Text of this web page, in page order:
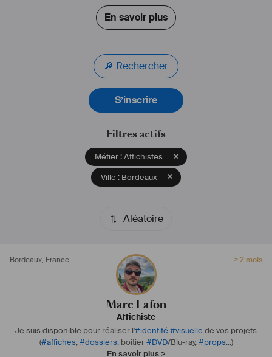
En savoir plus
🔎 Rechercher
S’inscrire
Filtres actifs
Métier : Affichistes
Ville : Bordeaux
Aléatoire
Bordeaux, France > 2 mois
Marc Lafon
Affichiste
Je suis disponible pour réaliser l'#identité #visuelle de vos projets
(#affiches,#dossiers, boitier#DVD/Blu-ray,#props...)
En savoir plus >
de presse, bannières, déclinaisons imprimées, déclinaisons pour
les réseaux sociaux, affiche animée, création de jaquette DVD/Blu-
Ray etc..)
Pour répondre au mieux à vos attentes, j’opère dans le champ large
du design graphique aussi bien imprimé que numérique.
poster#dossierdepresse
miseenpage#illustration illustrateur